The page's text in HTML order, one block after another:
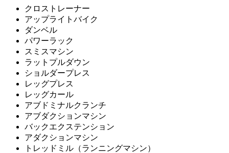
クロストレーナー
アップライトバイク
ダンベル
パワーラック
スミスマシン
ラットプルダウン
ショルダープレス
レッグプレス
レッグカール
アブドミナルクランチ
アブダクションマシン
バックエクステンション
アダクションマシン
トレッドミル（ランニングマシン）